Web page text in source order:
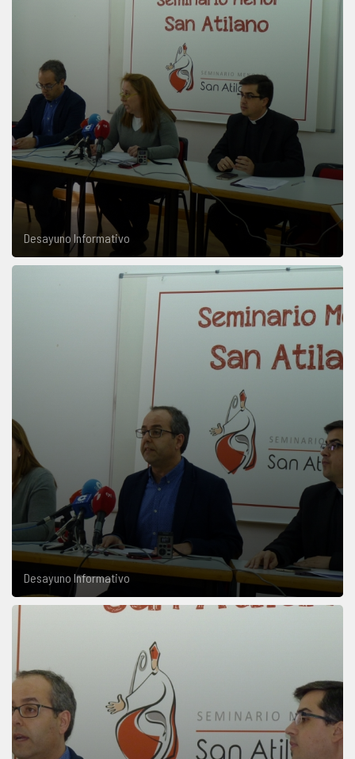
Desayuno Informativo
Desayuno Informativo